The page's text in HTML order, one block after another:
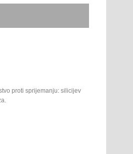
proti sprijemanju: silicijev